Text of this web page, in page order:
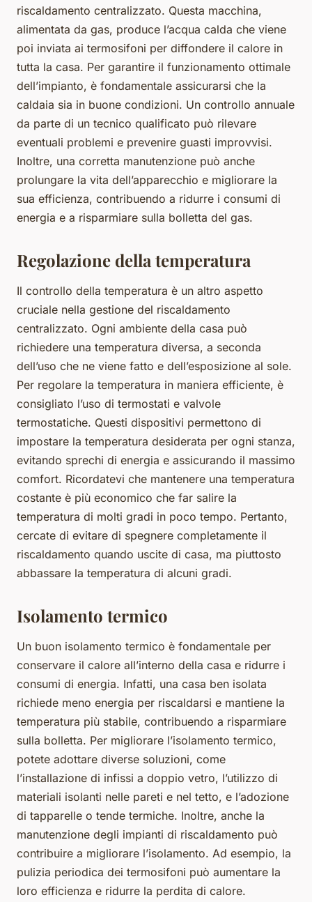
riscaldamento centralizzato. Questa macchina,
alimentata da gas, produce l’acqua calda che viene
poi inviata ai termosifoni per diffondere il calore in
tutta la casa. Per garantire il funzionamento ottimale
dell’impianto, è fondamentale assicurarsi che la
caldaia sia in buone condizioni. Un controllo annuale
da parte di un tecnico qualificato può rilevare
eventuali problemi e prevenire guasti improvvisi.
Inoltre, una corretta manutenzione può anche
prolungare la vita dell’apparecchio e migliorare la
sua efficienza, contribuendo a ridurre i consumi di
energia e a risparmiare sulla bolletta del gas.
Regolazione della temperatura
Il controllo della temperatura è un altro aspetto
cruciale nella gestione del riscaldamento
centralizzato. Ogni ambiente della casa può
richiedere una temperatura diversa, a seconda
dell’uso che ne viene fatto e dell’esposizione al sole.
Per regolare la temperatura in maniera efficiente, è
consigliato l’uso di termostati e valvole
termostatiche. Questi dispositivi permettono di
impostare la temperatura desiderata per ogni stanza,
evitando sprechi di energia e assicurando il massimo
comfort. Ricordatevi che mantenere una temperatura
costante è più economico che far salire la
temperatura di molti gradi in poco tempo. Pertanto,
cercate di evitare di spegnere completamente il
riscaldamento quando uscite di casa, ma piuttosto
abbassare la temperatura di alcuni gradi.
Isolamento termico
Un buon isolamento termico è fondamentale per
conservare il calore all’interno della casa e ridurre i
consumi di energia. Infatti, una casa ben isolata
richiede meno energia per riscaldarsi e mantiene la
temperatura più stabile, contribuendo a risparmiare
sulla bolletta. Per migliorare l’isolamento termico,
potete adottare diverse soluzioni, come
l’installazione di infissi a doppio vetro, l’utilizzo di
materiali isolanti nelle pareti e nel tetto, e l’adozione
di tapparelle o tende termiche. Inoltre, anche la
manutenzione degli impianti di riscaldamento può
contribuire a migliorare l’isolamento. Ad esempio, la
pulizia periodica dei termosifoni può aumentare la
loro efficienza e ridurre la perdita di calore.